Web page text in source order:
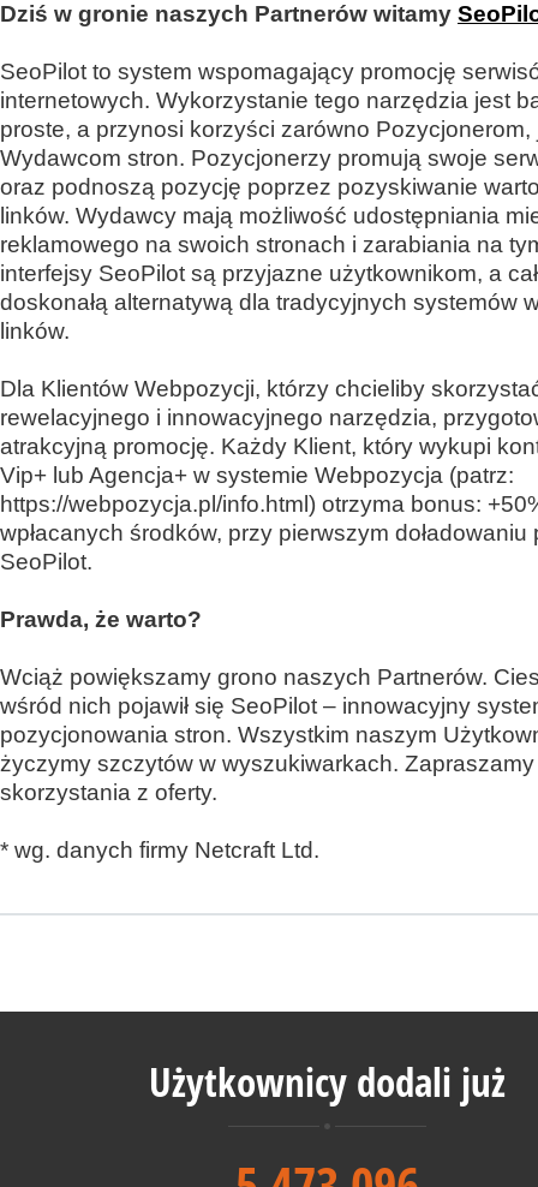
Dziś w gronie naszych Partnerów witamy
SeoPilot to system wspomagający promocję
internetowych. Wykorzystanie tego narzędzia jest
proste, a przynosi korzyści zarówno Pozycjonerom,
Wydawcom stron. Pozycjonerzy promują swoje
oraz podnoszą pozycję poprzez pozyskiwanie
linków. Wydawcy mają możliwość udostępniania
reklamowego na swoich stronach i zarabiania na
interfejsy SeoPilot są przyjazne użytkownikom, a
doskonałą alternatywą dla tradycyjnych systemów
linków.
Dla Klientów Webpozycji, którzy chcieliby
rewelacyjnego i innowacyjnego narzędzia,
atrakcyjną promocję. Każdy Klient, który wykupi
Vip+ lub Agencja+ w systemie Webpozycja (patrz:
https://webpozycja.pl/info.html) otrzyma bonus:
wpłacanych środków, przy pierwszym doładowaniu
SeoPilot.
Prawda, że warto?
Wciąż powiększamy grono naszych Partnerów.
wśród nich pojawił się SeoPilot – innowacyjny
pozycjonowania stron. Wszystkim naszym
życzymy szczytów w wyszukiwarkach.
skorzystania z oferty.
* wg. danych firmy Netcraft Ltd.
Użytkownicy dodali już